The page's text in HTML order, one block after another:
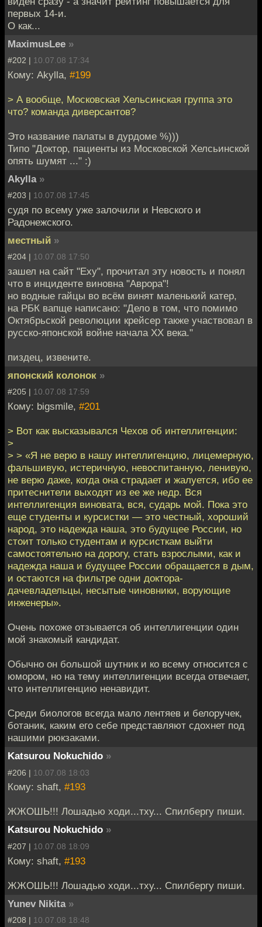
первых 14-и.
О как...
MaximusLee »
#202 | 10.07.08 17:34
Кому: Akylla, #199
> А вообще, Московская Хельсинская группа это
что? команда диверсантов?
Это название палаты в дурдоме %)))
Типо "Доктор, пациенты из Московской Хелсьинской
опять шумят ..." :)
Akylla »
#203 | 10.07.08 17:45
судя по всему уже залочили и Невского и
Радонежского.
местный »
#204 | 10.07.08 17:50
зашел на сайт "Еху", прочитал эту новость и понял
что в инциденте виновна "Аврора"!
но водные гайцы во всём винят маленький катер,
на РБК вапще написано: "Дело в том, что помимо
Октябрьской революции крейсер также участвовал в
русско-японской войне начала XX века."
пиздец, извените.
японский колонок »
#205 | 10.07.08 17:59
Кому: bigsmile, #201
> Вот как высказывался Чехов об интеллигенции:
>
> > «Я не верю в нашу интеллигенцию, лицемерную,
фальшивую, истеричную, невоспитанную, ленивую,
не верю даже, когда она страдает и жалуется, ибо ее
притеснители выходят из ее же недр. Вся
интеллигенция виновата, вся, сударь мой. Пока это
еще студенты и курсистки — это честный, хороший
народ, это надежда наша, это будущее России, но
стоит только студентам и курсисткам выйти
самостоятельно на дорогу, стать взрослыми, как и
надежда наша и будущее России обращается в дым,
и остаются на фильтре одни доктора-
дачевладельцы, несытые чиновники, ворующие
инженеры».
Очень похоже отзывается об интеллигенции один
мой знакомый кандидат.
Обычно он большой шутник и ко всему относится с
юмором, но на тему интеллигенции всегда отвечает,
что интеллигенцию ненавидит.
Среди биологов всегда мало лентяев и белоручек,
ботаник, каким его себе представляют сдохнет под
нашими рюкзаками.
Katsurou Nokuchido »
#206 | 10.07.08 18:03
Кому: shaft, #193
ЖЖОШЬ!!! Лошадью ходи...тху... Спилбергу пиши.
Katsurou Nokuchido »
#207 | 10.07.08 18:09
Кому: shaft, #193
ЖЖОШЬ!!! Лошадью ходи...тху... Спилбергу пиши.
Yunev Nikita »
#208 | 10.07.08 18:48